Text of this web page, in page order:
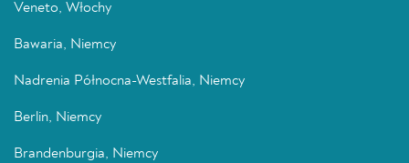
Veneto, Włochy
Bawaria, Niemcy
Nadrenia Północna-Westfalia, Niemcy
Berlin, Niemcy
Brandenburgia, Niemcy